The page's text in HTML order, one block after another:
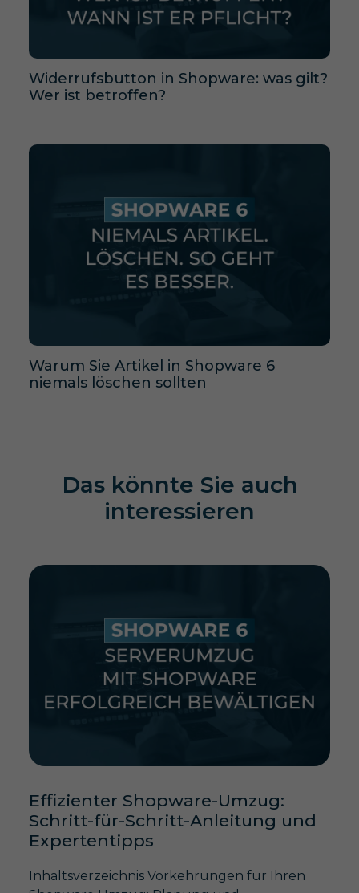
Widerrufsbutton in Shopware: was gilt?
Wer ist betroffen?
Warum Sie Artikel in Shopware 6
niemals löschen sollten
Das könnte Sie auch
interessieren
Effizienter Shopware-Umzug:
Schritt-für-Schritt-Anleitung und
Expertentipps
Inhaltsverzeichnis Vorkehrungen für Ihren